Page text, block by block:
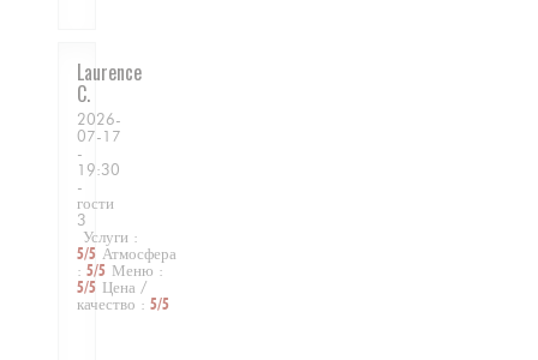
Laurence
C
2026-
07-17
-
19:30
-
гости
3
Услуги :
5/5 Атмосфера
: 5/5 Меню :
5/5 Цена /
качество : 5/5